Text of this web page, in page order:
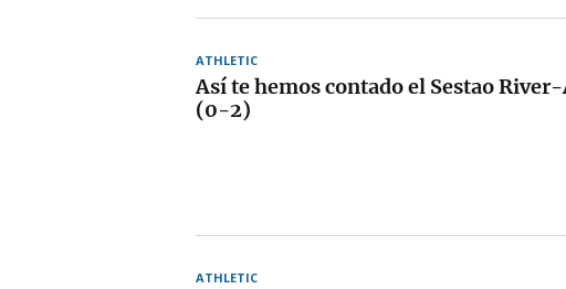
ATHLETIC
Así te hemos contado el Sestao
(0-2)
ATHLETIC